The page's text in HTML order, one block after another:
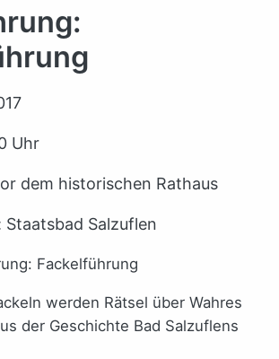
Uhr
dem historischen Rathaus
Staatsbad Salzuflen
werden Rätsel über Wahres
der Geschichte Bad Salzuflens